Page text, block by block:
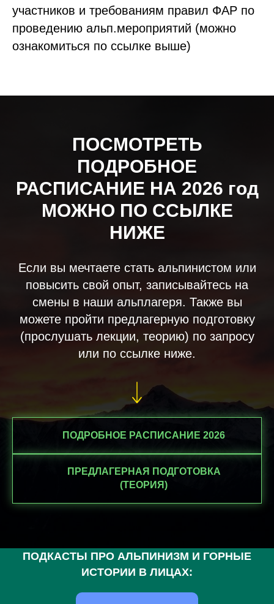
участников и требованиям правил ФАР по
проведению альп.мероприятий (можно
ознакомиться по ссылке выше)
ПОСМОТРЕТЬ
ПОДРОБНОЕ
РАСПИСАНИЕ НА 2026 год
МОЖНО ПО ССЫЛКЕ
НИЖЕ
Если вы мечтаете стать альпинистом или
повысить свой опыт, записывайтесь на
смены в наши альплагеря. Также вы
можете пройти предлагерную подготовку
(прослушать лекции, теорию) по запросу
или по ссылке ниже.
ПОДРОБНОЕ РАСПИСАНИЕ 2026
ПРЕДЛАГЕРНАЯ ПОДГОТОВКА
(ТЕОРИЯ)
ПОДКАСТЫ ПРО АЛЬПИНИЗМ И ГОРНЫЕ
ИСТОРИИ В ЛИЦАХ: